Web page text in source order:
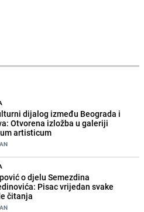
dijalog između Beograda i
Otvorena izložba u galeriji
artisticum
o djelu Semezdina
Pisac vrijedan svake
čitanja